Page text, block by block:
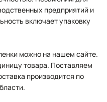
предприятий и
включает упаковку
можно на нашем сайте.
товара. Поставляем
производится по